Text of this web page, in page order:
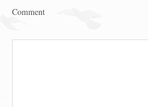
Comment